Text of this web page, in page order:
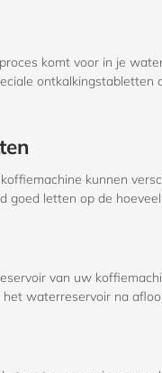
komt voor in je
kunnen
goed letten op de
van uw
waterreservoir na